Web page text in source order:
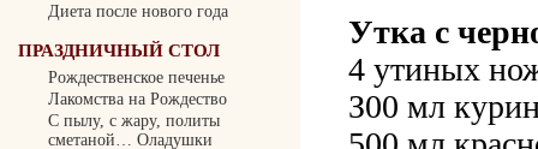
Диета после нового года
ПРАЗДНИЧНЫЙ СТОЛ
Рождественское печенье
Лакомства на Рождество
С пылу, с жару, политы
сметаной… Оладушки
Утка с
4 утиных
З00 мл